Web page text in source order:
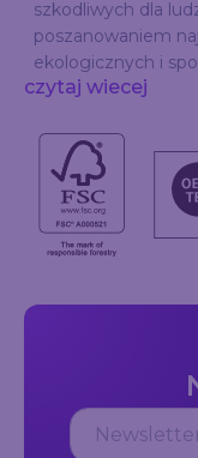
szkodliwych dla
poszanowaniem
ekologicznych i
czytaj wiecej